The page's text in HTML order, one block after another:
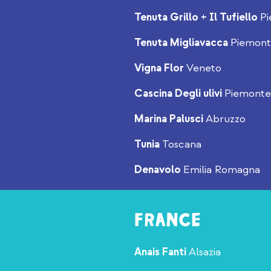
Tenuta Grillo + Il Tufiello
Tenuta Migliavacca
Vigna Flor Veneto
Cascina Degli ulivi Piemonte
Marina PalusciAbruzzo
Tunia Toscana
Denavolo Emilia Romagna
FRANCE
Anais FantiAlsazia